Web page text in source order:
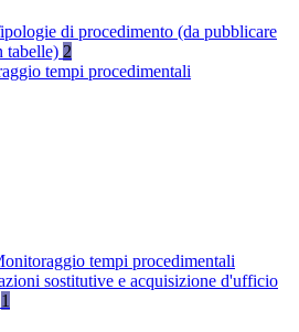
di procedimento (da pubblicare
tabelle) 2
tempi procedimentali
tempi procedimentali
sostitutive e acquisizione d'ufficio
1